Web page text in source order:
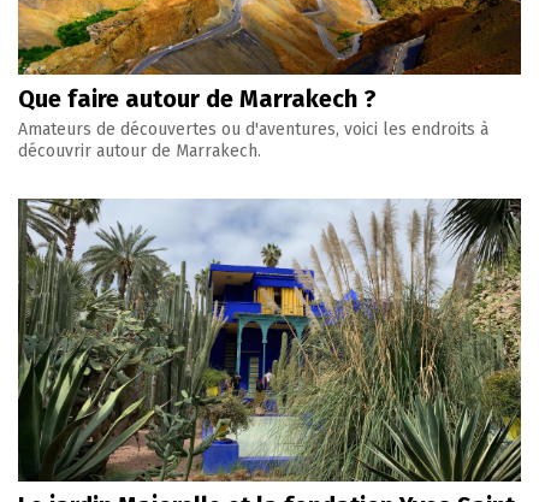
Que faire autour de Marrakech ?
Amateurs de découvertes ou d'aventures, voici les endroits à
découvrir autour de Marrakech.